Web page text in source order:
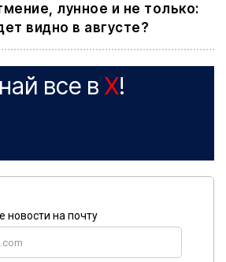
лунное и не только:
видно в августе?
все в X!